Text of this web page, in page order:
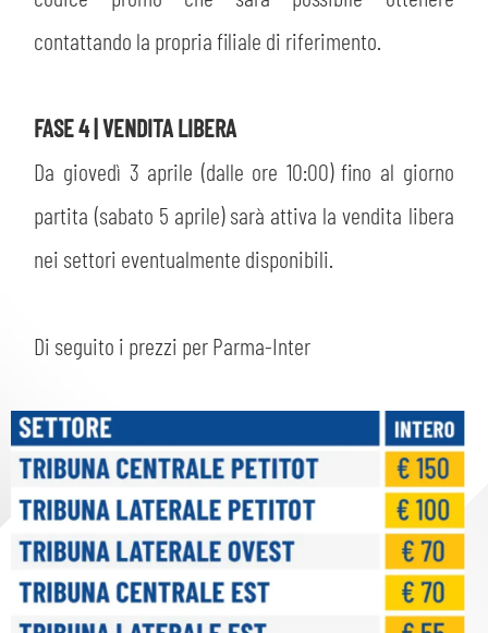
contattando la propria filiale di riferimento.
FASE 4 | VENDITA LIBERA
Da giovedì 3 aprile (dalle ore 10:00) fino al giorno
partita (sabato 5 aprile) sarà attiva la vendita libera
nei settori eventualmente disponibili.
Di seguito i prezzi per Parma-Inter